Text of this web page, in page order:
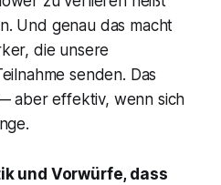
Und genau das macht
die unsere
senden. Das
aber effektiv, wenn sich
und Vorwürfe, dass